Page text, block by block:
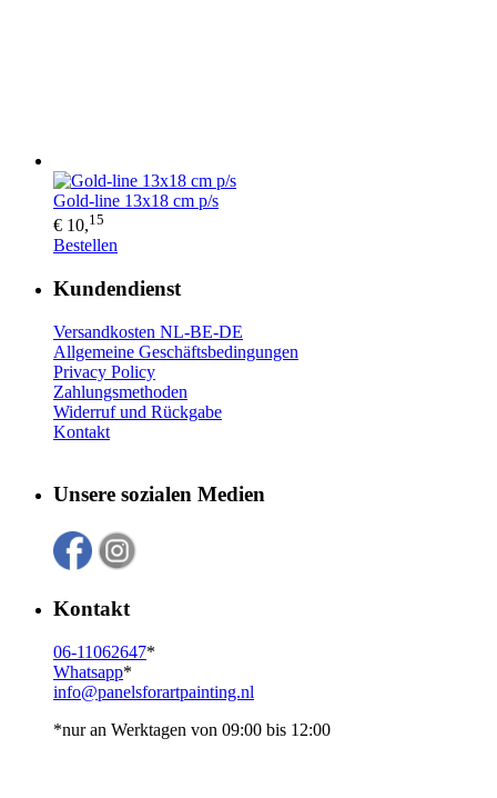
Gold-line 13x18 cm p/s
€ 10,15
Bestellen
Kundendienst
Versandkosten NL-BE-DE
Allgemeine Geschäftsbedingungen
Privacy Policy
Zahlungsmethoden
Widerruf und Rückgabe
Kontakt
Unsere sozialen Medien
Kontakt
06-11062647*
Whatsapp*
info@panelsforartpainting.nl
*nur an Werktagen von 09:00 bis 12:00